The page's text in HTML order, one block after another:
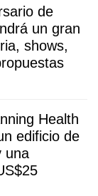
de
un gran
shows,
Health
edificio de
una